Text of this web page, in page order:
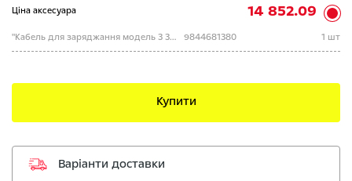
Ціна аксесуара 14 852.09
"Кабель для заряджання модель 3 3-фази 22 KW - 3x16 A 9844681380 1 шт
Купити
Варіанти доставки